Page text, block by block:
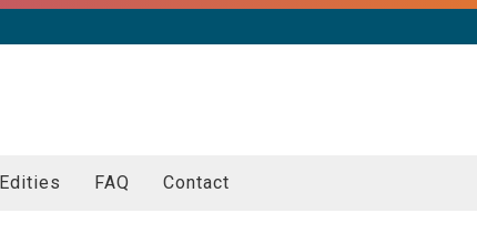
Edities FAQ Contact